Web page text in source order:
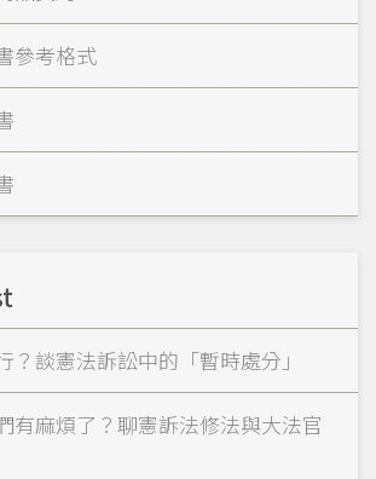
參考格式
？談憲法訴訟中的「暫時處分」
有麻煩了？聊憲訴法修法與大法官